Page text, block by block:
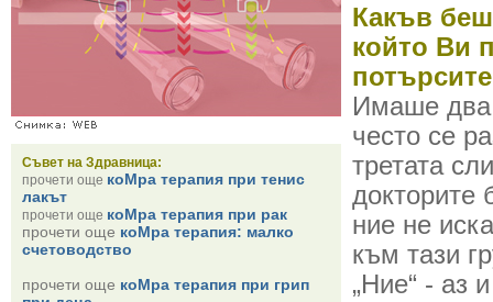
Съвет на Здравница:
прочети още коМра терапия при тенис
лакът
прочети още коМра терапия при рак
прочети още коМра терапия: малко
счетоводство
прочети още коМра терапия при грип
Какъв
който Ви
Имаше два
често се
третата
докторите
ние не
към тази
„Ние“ - аз